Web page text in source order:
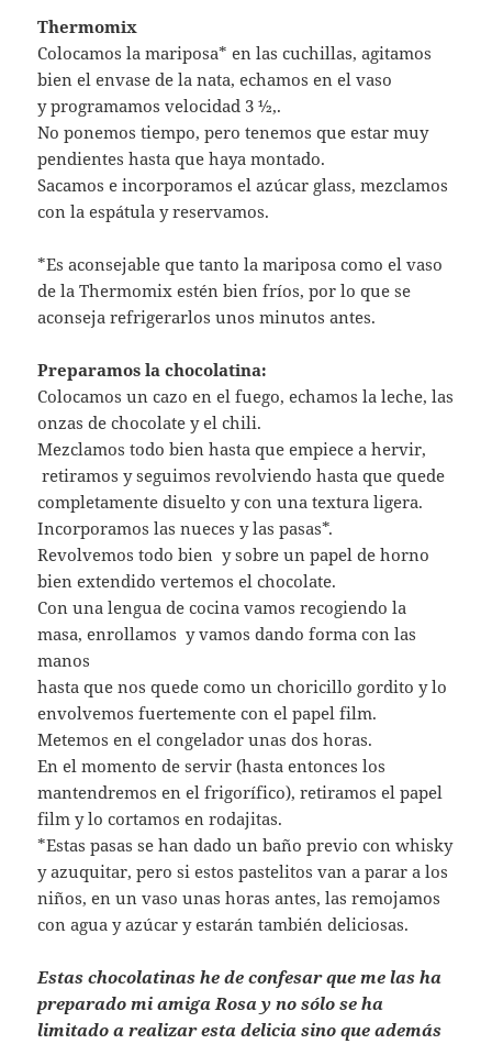
Thermomix
Colocamos la mariposa* en las cuchillas, agitamos
bien el envase de la nata, echamos en el vaso
y programamos velocidad 3 ½,.
No ponemos tiempo, pero tenemos que estar muy
pendientes hasta que haya montado.
Sacamos e incorporamos el azúcar glass, mezclamos
con la espátula y reservamos.
*Es aconsejable que tanto la mariposa como el vaso
de la Thermomix estén bien fríos, por lo que se
aconseja refrigerarlos unos minutos antes.
Preparamos la chocolatina:
Colocamos un cazo en el fuego, echamos la leche, las
onzas de chocolate y el chili.
Mezclamos todo bien hasta que empiece a hervir,
retiramos y seguimos revolviendo hasta que quede
completamente disuelto y con una textura ligera.
Incorporamos las nueces y las pasas*.
Revolvemos todo bien y sobre un papel de horno
bien extendido vertemos el chocolate.
Con una lengua de cocina vamos recogiendo la
masa, enrollamos y vamos dando forma con las
manos
hasta que nos quede como un choricillo gordito y lo
envolvemos fuertemente con el papel film.
Metemos en el congelador unas dos horas.
En el momento de servir (hasta entonces los
mantendremos en el frigorífico), retiramos el papel
film y lo cortamos en rodajitas.
*Estas pasas se han dado un baño previo con whisky
y azuquitar, pero si estos pastelitos van a parar a los
niños, en un vaso unas horas antes, las remojamos
con agua y azúcar y estarán también deliciosas.
Estas chocolatinas he de confesar que me las ha
preparado mi amiga Rosa y no sólo se ha
limitado a realizar esta delicia sino que además